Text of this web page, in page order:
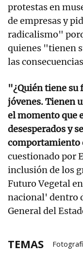
protestas en
de empresas y
radicalismo"
quienes "tienen
las
"¿Quién tiene su
jóvenes. Tienen
el momento que
desesperados y
comportamiento
cuestionado por
inclusión de los
Futuro Vegetal
nacional' dentro
General del
TEMAS